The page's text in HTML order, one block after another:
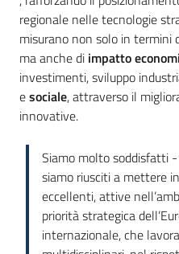
regionale nelle tecnologie
misurano non solo in termini
ma anche di impatto
investimenti, sviluppo
esociale, attraverso il
innovative.
Siamo molto soddisfatti
siamo riusciti a mettere
eccellenti, attive
priorità strategica
internazionale, che